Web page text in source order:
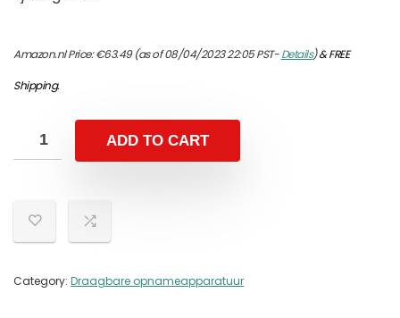
Amazon.nl Price:€63.49(as of 08/04/2023 22:05 PST-Details)&FREE
Shipping.
ADD TO CART
Category: Draagbare opnameapparatuur